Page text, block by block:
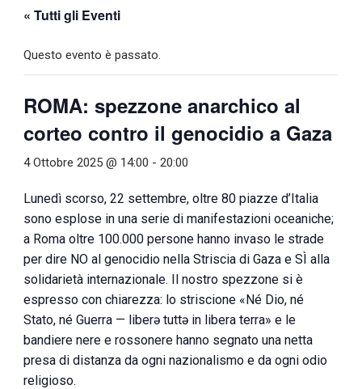
« Tutti gli Eventi
Questo evento è passato.
ROMA: spezzone anarchico al
corteo contro il genocidio a Gaza
4 Ottobre 2025 @ 14:00 -20:00
Lunedì scorso, 22 settembre, oltre 80 piazze d’Italia
sono esplose in una serie di manifestazioni oceaniche;
a Roma oltre 100.000 persone hanno invaso le strade
per dire NO al genocidio nella Striscia di Gaza e SÌ alla
solidarietà internazionale. Il nostro spezzone si è
espresso con chiarezza: lo striscione «Né Dio, né
Stato, né Guerra — liberə tuttə in libera terra» e le
bandiere nere e rossonere hanno segnato una netta
presa di distanza da ogni nazionalismo e da ogni odio
religioso.